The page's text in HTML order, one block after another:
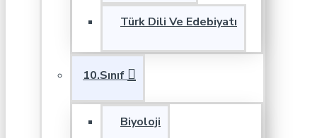
Türk Dili Ve Edebiyatı
10.Sınıf
Biyoloji